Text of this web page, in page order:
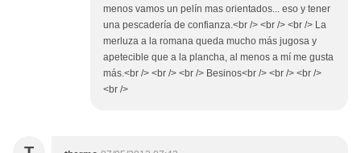
menos vamos un pelín mas orientados... eso y tener
una pescadería de confianza.<br /> <br /> <br /> La
merluza a la romana queda mucho más jugosa y
apetecible que a la plancha, al menos a mí me gusta
más.<br /> <br /> <br /> Besinos<br /> <br /> <br />
<br />